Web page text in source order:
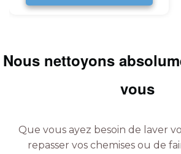
Nous nettoyons
vous
Que vous ayez besoin de laver
repasser vos chemises ou de